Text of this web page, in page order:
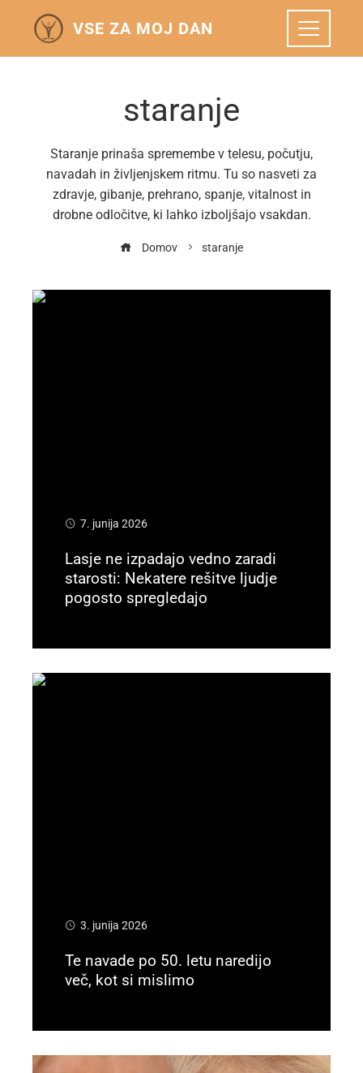
VSE ZA MOJ DAN
staranje
Staranje prinaša spremembe v telesu, počutju,
navadah in življenjskem ritmu. Tu so nasveti za
zdravje, gibanje, prehrano, spanje, vitalnost in
drobne odločitve, ki lahko izboljšajo vsakdan.
Domov staranje
7. junija 2026
Lasje ne izpadajo vedno zaradi
starosti: Nekatere rešitve ljudje
pogosto spregledajo
3. junija 2026
Te navade po 50. letu naredijo
več, kot si mislimo